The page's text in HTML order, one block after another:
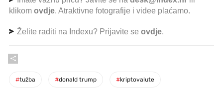
klikom ovdje. Atraktivne fotografije i videe plaćamo.
Želite raditi na Indexu? Prijavite se ovdje.
#tužba #donald trump #kriptovalute